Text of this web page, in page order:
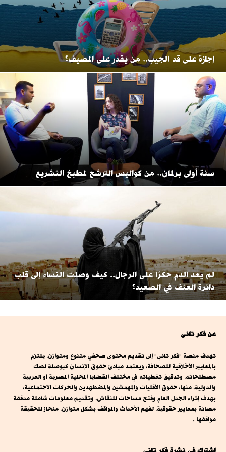
إجازة على قد الجيب.. من يقدر على المصيف؟
سنة أولى برلمان.. من كواليس الترشح لمطبخ التشريع
لم يعد الدم حكرًا على الرجال.. كيف وصلت النساء إلى قلب
دائرة العنف في الصعيد؟
عن فكر تانى
تهدف منصة "فكر تاني" إلى تقديم محتوى صحفي متنوع ومتوازن، يلتزم
بالمعايير الأخلاقية للصحافة، ويعتمد مبادئ حقوق الإنسان كبوصلة لصك
مصطلحاته، وتدقيق تغطياته في مختلف القضايا المحلية المصرية أو العربية
والدولية، منها، حقوق الأقليات والمهمشين والمضطهدين والحركات الاجتماعية،
بهدف إثراء الجدل العام وفتح مساحات للنقاش، وتقديم معلومات شاملة مدققة
مصانة بمعايير حقوقية، لفهم الأحداث والمواقف بشكل متوازن، منحاز للحقيقة
مواقفها .